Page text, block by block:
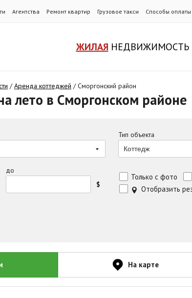
Агентства Ремонт квартир Грузовое такси Способы оплаты
ЖИЛАЯ НЕДВИЖИМОСТЬ
/Аренда коттеджей /Сморгонский район
лето в Сморгонском районе
Тип объекта
Коттедж
до
$
Только с фото
Отобразить
На карте